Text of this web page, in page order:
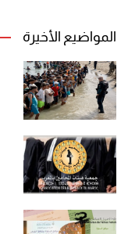
المواضيع الأخيرة